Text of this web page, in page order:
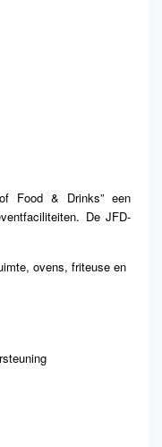
Food & Drinks” een
De JFD-
ovens, friteuse en